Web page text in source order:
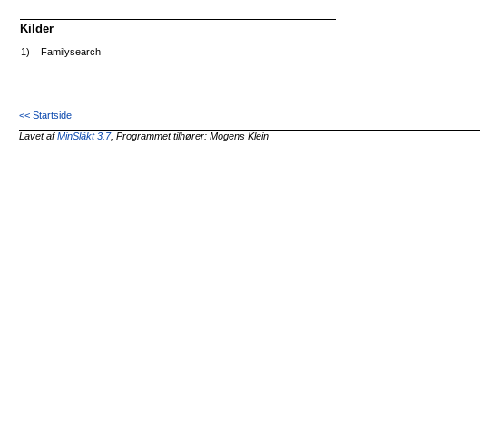
Kilder
1) Familysearch
<< Startside
Lavet afMinSläkt 3.7, Programmet tilhører: Mogens Klein